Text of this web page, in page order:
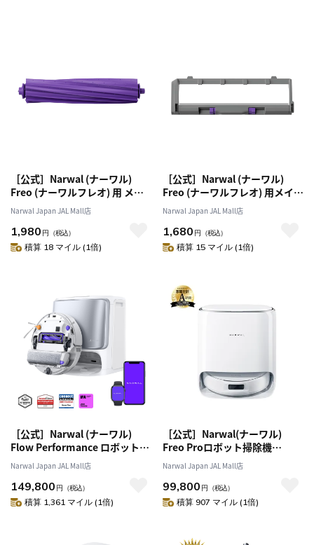
［公式］Narwal (ナーワル)
Freo (ナーワルフレオ) 用 メイ
ンブラシ ゴム製
Narwal Japan JAL Mall店
1,980 円 （税込）
積算 18 マイル (1倍)
［公式］Narwal (ナーワル)
Freo (ナーワルフレオ) 用メイン
ブラシ｢ゴム製｣カバー
Narwal Japan JAL Mall店
1,680 円 （税込）
積算 15 マイル (1倍)
［公式］Narwal (ナーワル)
Flow Performance ロボット掃
除機 水拭き 両用 日本初のクロ
ーラーモップ FlowWash リア
ルタイム洗浄モップ 20,000Pa
強力吸引 デュアルRGBカメラ
Narwal Japan JAL Mall店
149,800 円 （税込）
積算 1,361 マイル (1倍)
［公式］Narwal(ナーワル)
Freo Proロボット掃除機
10,000Pa吸引力 0絡まり お手入
れ不要 最大圧力12Nモップパッ
ド dirtsense2.0 正確な障害物
回避 カーペットにも対応 オー
Narwal Japan JAL Mall店
99,800 円 （税込）
積算 907 マイル (1倍)